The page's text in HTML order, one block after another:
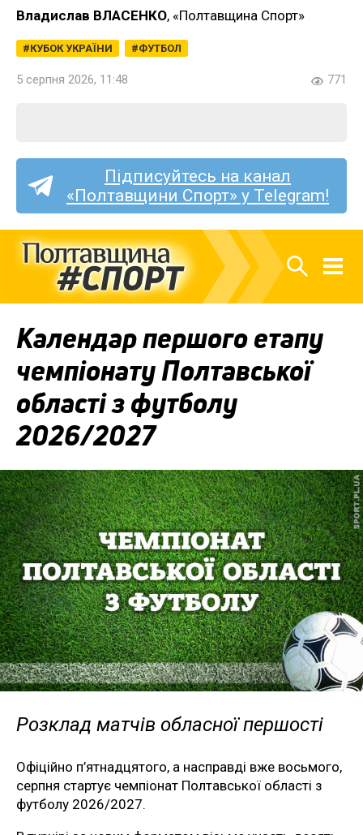
Владислав ВЛАСЕНКО, «Полтавщина Спорт»
КУБОК УКРАЇНИ ФУТБОЛ
5 серпня 2026, 11:48 771
Підписуйтесь на канал
«Полтавщини Спорт» у Telegram!
Календар першого етапу
чемпіонату Полтавської
області з футболу
2026/2027
Розклад матчів обласної першості
Офіційно п’ятнадцятого, а насправді вже восьмого,
серпня стартує чемпіонат Полтавської області з
футболу 2026/2027.